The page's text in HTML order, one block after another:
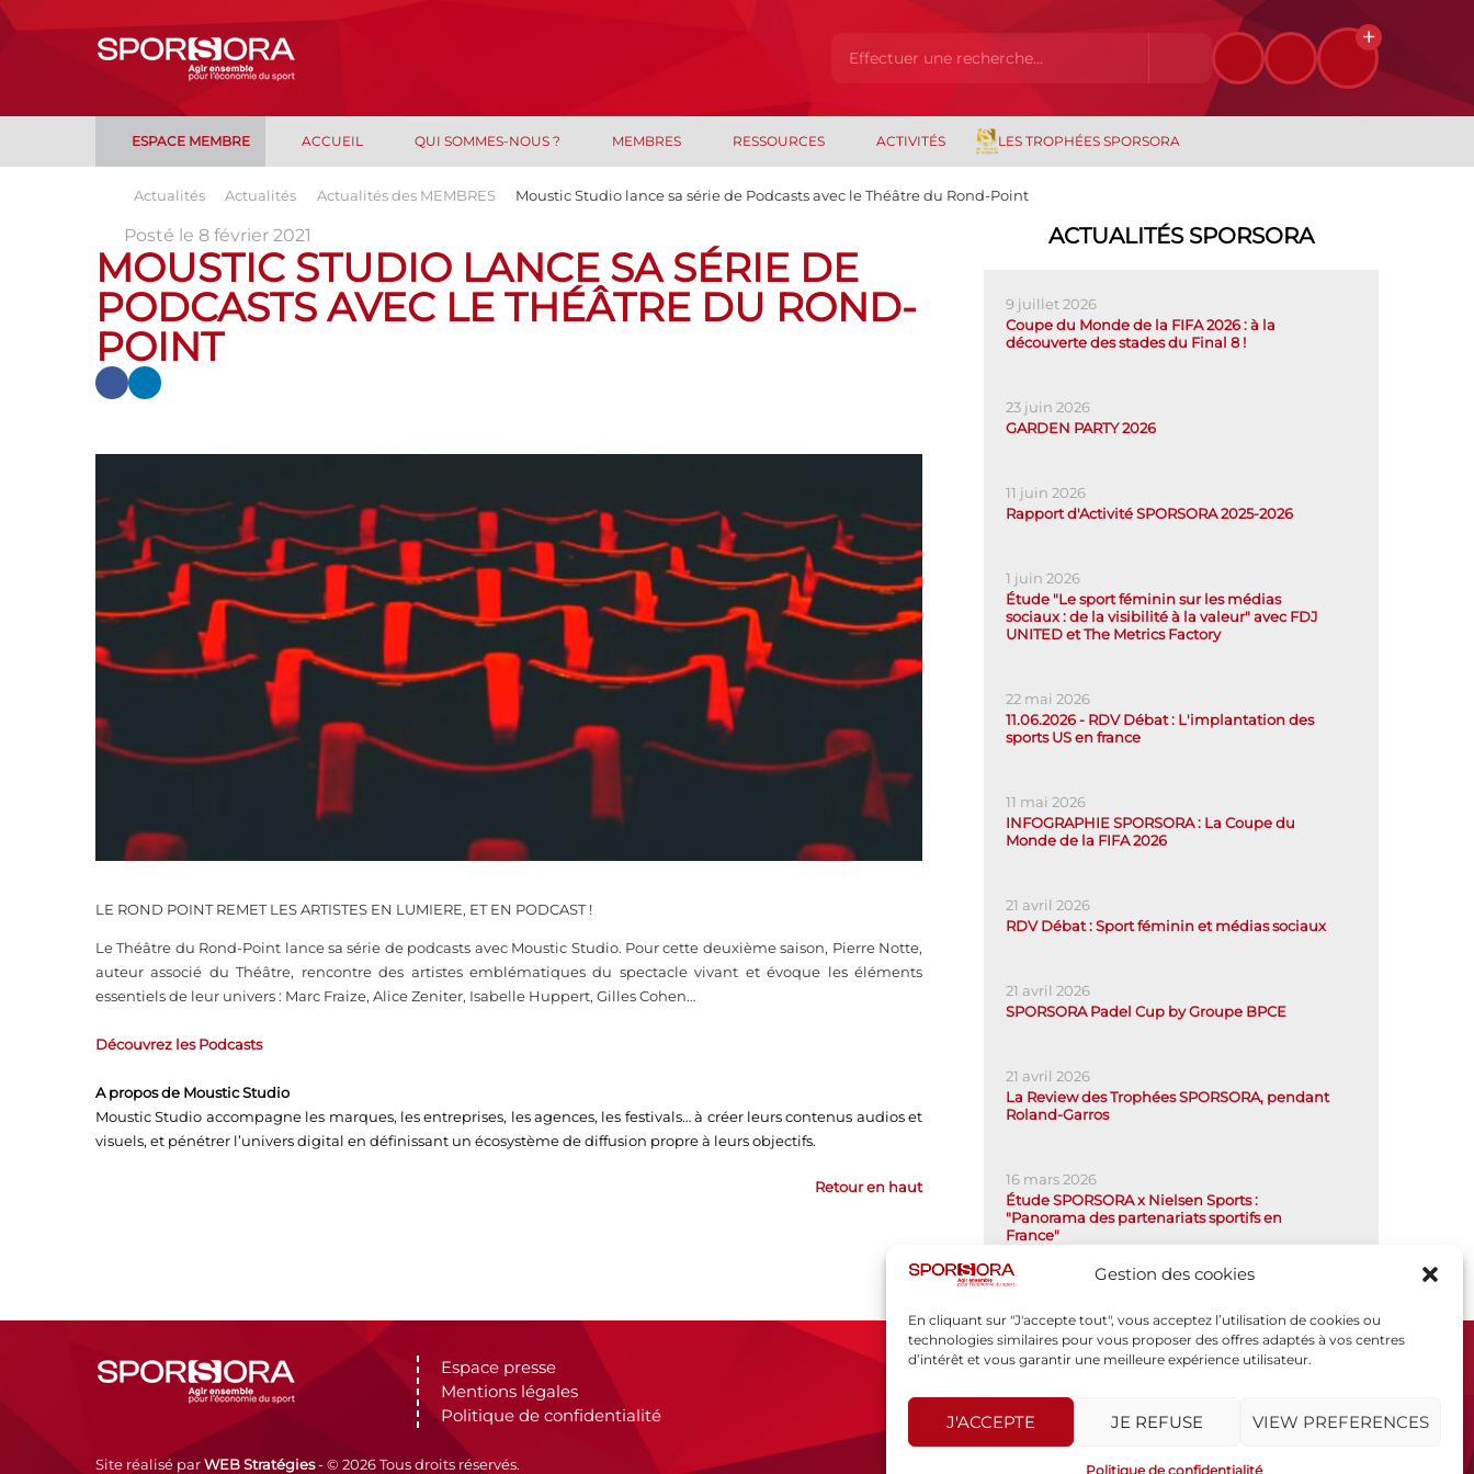
Gestion des cookies
En cliquant sur "J'accepte tout", vous acceptez l’utilisation de cookies ou
technologies similaires pour vous proposer des offres adaptés à vos centres
d’intérêt et vous garantir une meilleure expérience utilisateur.
J'ACCEPTE JE REFUSE VIEW PREFERENCES
Politique de confidentialité
ESPACE MEMBRE ACCUEIL QUI SOMMES-NOUS ? MEMBRES RESSOURCES ACTIVITÉS LES TROPHÉES SPORSORA
Actualités Actualités Actualités des MEMBRES Moustic Studio lance sa série de Podcasts avec le Théâtre du Rond-Point
Posté le 8 février 2021
MOUSTIC STUDIO LANCE SA SÉRIE DE
PODCASTS AVEC LE THÉÂTRE DU ROND-
POINT
LE ROND POINT REMET LES ARTISTES EN LUMIERE, ET EN PODCAST !
Le Théâtre du Rond-Point lance sa série de podcasts avec Moustic Studio. Pour cette deuxième saison, Pierre Notte,
auteur associé du Théâtre, rencontre des artistes emblématiques du spectacle vivant et évoque les éléments
essentiels de leur univers : Marc Fraize, Alice Zeniter, Isabelle Huppert, Gilles Cohen…
Découvrez les Podcasts
A propos de Moustic Studio
Moustic Studio accompagne les marques, les entreprises, les agences, les festivals… à créer leurs contenus audios et
visuels, et pénétrer l’univers digital en définissant un écosystème de diffusion propre à leurs objectifs.
Retour en haut
ACTUALITÉS SPORSORA
9 juillet 2026
Coupe du Monde de la FIFA 2026 : à la
découverte des stades du Final 8 !
23 juin 2026
GARDEN PARTY 2026
11 juin 2026
Rapport d'Activité SPORSORA 2025-2026
1 juin 2026
Étude "Le sport féminin sur les médias
sociaux : de la visibilité à la valeur" avec FDJ
UNITED et The Metrics Factory
22 mai 2026
11.06.2026 - RDV Débat : L'implantation des
sports US en france
11 mai 2026
INFOGRAPHIE SPORSORA : La Coupe du
Monde de la FIFA 2026
21 avril 2026
RDV Débat : Sport féminin et médias sociaux
21 avril 2026
SPORSORA Padel Cup by Groupe BPCE
21 avril 2026
La Review des Trophées SPORSORA, pendant
Roland-Garros
16 mars 2026
Étude SPORSORA x Nielsen Sports :
"Panorama des partenariats sportifs en
France"
Espace presse
Mentions légales
Politique de confidentialité
SPORSORA
75015 PARIS
sporsora@sporsora.com
Site réalisé parWEB Stratégies- © 2026 Tous droits réservés.